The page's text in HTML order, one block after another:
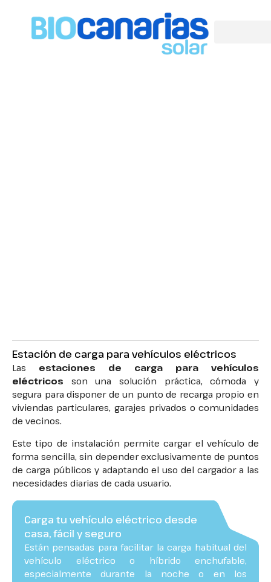
SERVICIOS
ESTACIÓN CARGA VEHÍCULO
Estación de carga para vehículos eléctricos
Las estaciones de carga para vehículos
eléctricos son una solución práctica, cómoda y
segura para disponer de un punto de recarga propio en
viviendas particulares, garajes privados o comunidades
de vecinos.
Este tipo de instalación permite cargar el vehículo de
forma sencilla, sin depender exclusivamente de puntos
de carga públicos y adaptando el uso del cargador a las
necesidades diarias de cada usuario.
Carga tu vehículo eléctrico desde
casa, fácil y seguro
Están pensadas para facilitar la carga habitual del
vehículo eléctrico o híbrido enchufable,
especialmente durante la noche o en los